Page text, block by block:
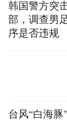
韩国警方突
部，调查男
序是否违规
台风“白海